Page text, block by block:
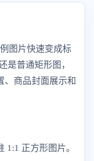
图片快速变成标
是普通矩形图，
、商品封面展示和
1:1 正方形图片。